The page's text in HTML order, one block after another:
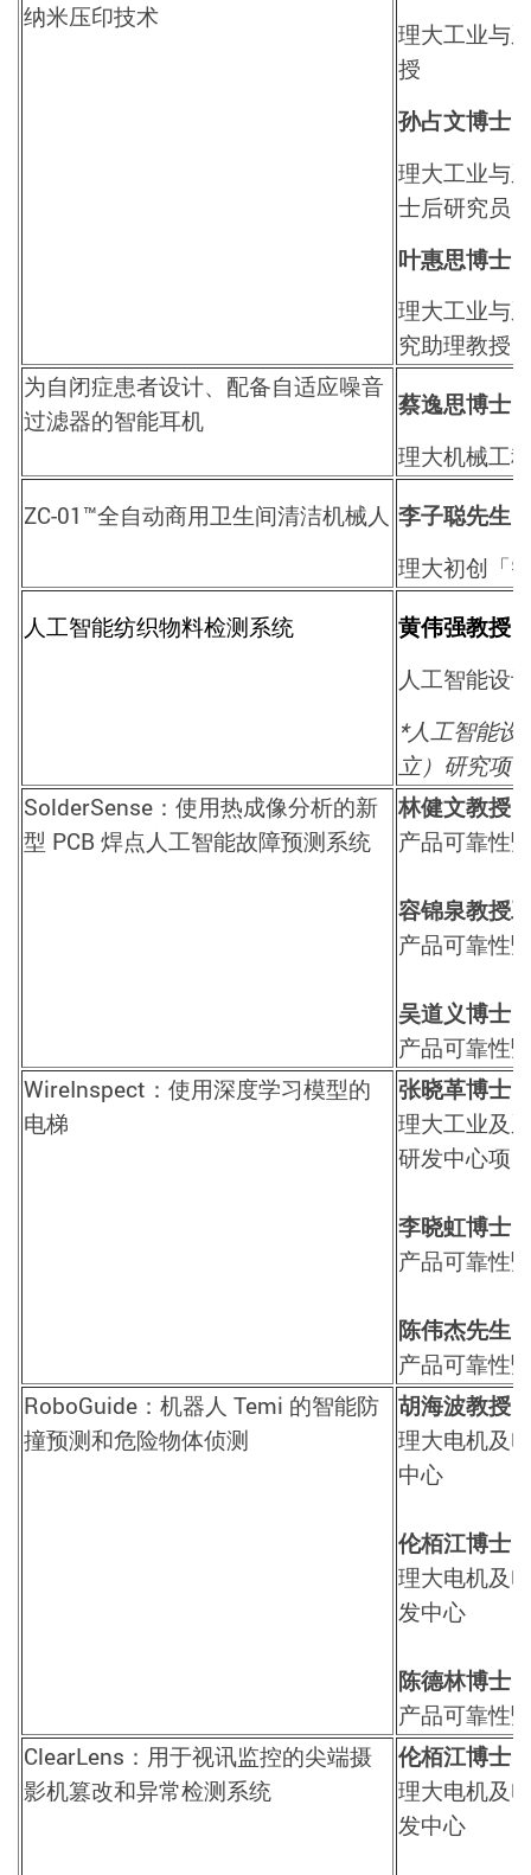
纳米压印技术
理大工业与
授
孙占文博士
理大工业与
士后研究员
叶惠思博士
理大工业与
究助理教授
为自闭症患者设计、配备自适应噪音
过滤器的智能耳机
蔡逸思博士
理大机械工
ZC-01™全自动商用卫生间清洁机械人 李子聪先生
理大初创「
人工智能纺织物料检测系统
黄伟强教授
人工智能设
*人工智能设
立）研究项
SolderSense ：使用热成像分析的新
型 PCB 焊点人工智能故障预测系统
林健文教授
产品可靠性
容锦泉教授
产品可靠性
吴道义博士
产品可靠性
WireInspect ：使用深度学习模型的
电梯
张晓革博士
理大工业及
研发中心项
李晓虹博士
产品可靠性
陈伟杰先生
产品可靠性
RoboGuide ：机器人 Temi 的智能防
撞预测和危险物体侦测
胡海波教授
理大电机及
中心
伦栢江博士
理大电机及
发中心
陈德林博士
产品可靠性
ClearLens：用于视讯监控的尖端摄
影机篡改和异常检测系统
伦栢江博士
理大电机及
发中心